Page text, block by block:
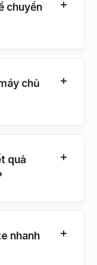
chuyển
chủ
quả
nhanh